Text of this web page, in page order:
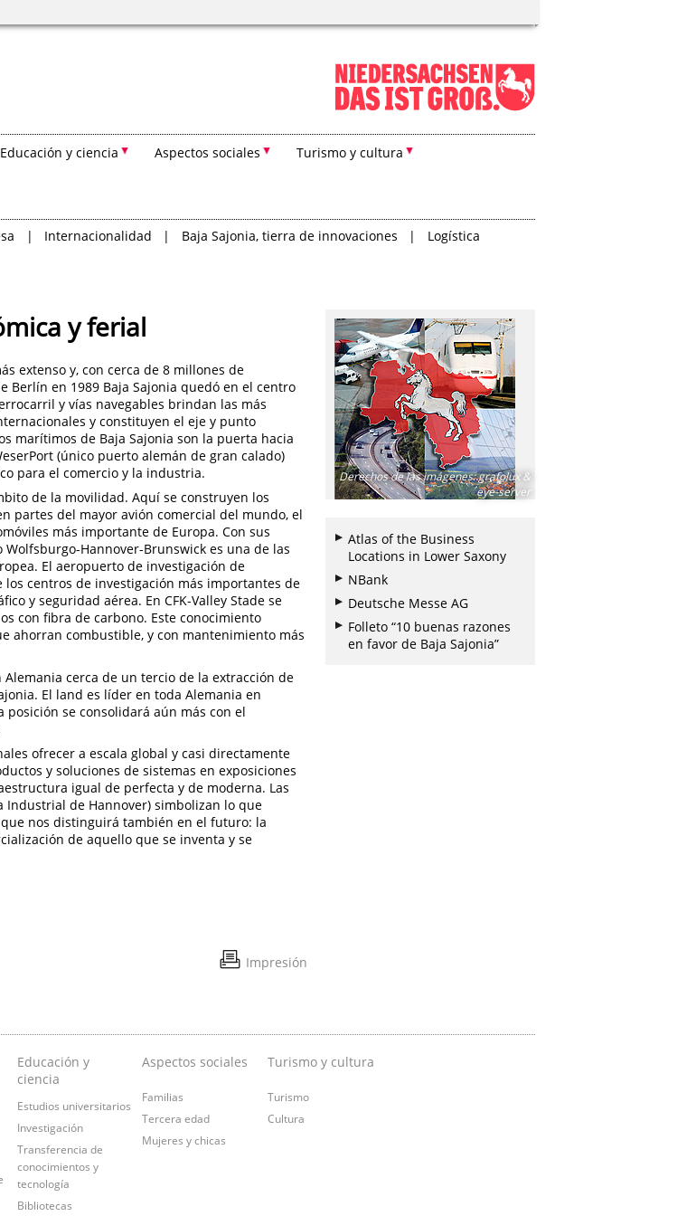
Educación y ciencia Aspectos sociales Turismo y cultura
Internacionalidad Baja Sajonia, tierra de innovaciones
Logística
y ferial
extenso y, con cerca de 8 millones de
Berlín en 1989 Baja Sajonia quedó en el centro
y vías navegables brindan las más
y constituyen el eje y punto
marítimos de Baja Sajonia son la puerta hacia
(único puerto alemán de gran calado)
para el comercio y la industria.
de la movilidad. Aquí se construyen los
partes del mayor avión comercial del mundo, el
más importante de Europa. Con sus
Hannover-Brunswick es una de las
El aeropuerto de investigación de
centros de investigación más importantes de
y seguridad aérea. En CFK-Valley Stade se
con fibra de carbono. Este conocimiento
ahorran combustible, y con mantenimiento más
Alemania cerca de un tercio de la extracción de
El land es líder en toda Alemania en
posición se consolidará aún más con el
ofrecer a escala global y casi directamente
y soluciones de sistemas en exposiciones
igual de perfecta y de moderna. Las
Industrial de Hannover) simbolizan lo que
nos distinguirá también en el futuro: la
de aquello que se inventa y se
Impresión
Derechos de las imágenes:grafolux &
eye-server
Atlas of the Business
Locations in Lower Saxony
NBank
Deutsche Messe AG
Folleto “10 buenas razones
en favor de Baja Sajonia”
Educación y
ciencia
Estudios universitarios
Investigación
Transferencia de
conocimientos y
tecnología
Bibliotecas
Aspectos sociales
Familias
Tercera edad
Mujeres y chicas
Turismo y cultura
Turismo
Cultura